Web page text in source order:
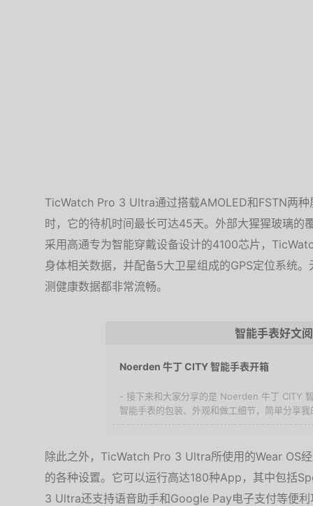
TicWatch Pro 3 Ultra通过搭载AMOLED和FSTN两
时，它的待机时间最长可达45天。外部大猩猩玻璃的
采用高通专为智能穿戴设备设计的4100芯片，
身体相关数据，并配备5大卫星组成的GPS定位系统
测健康数据都非常流畅。
智能手表好文
Noerden 牛丁 CITY 智能手表开箱
- 接下来和大家分享的是 Noerden 牛丁 CITY
智能手表的包装、外观和做工细节，简单分享
除此之外，TicWatch Pro 3 Ultra所使用的Wear OS
的各种设置。它可以运行高达180种App，其中包括
3 Ultra还支持语音助手和Google Pay电子支付等便